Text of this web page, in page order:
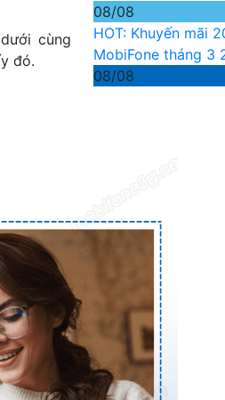
cùng
đó.
08/08
HOT: Khuyến mãi
MobiFone tháng 3
08/08